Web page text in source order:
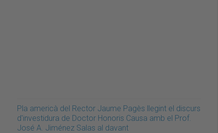
Pla americà del Rector Jaume Pagès llegint el discurs
d'investidura de Doctor Honoris Causa amb el Prof.
José A. Jiménez Salas al davant